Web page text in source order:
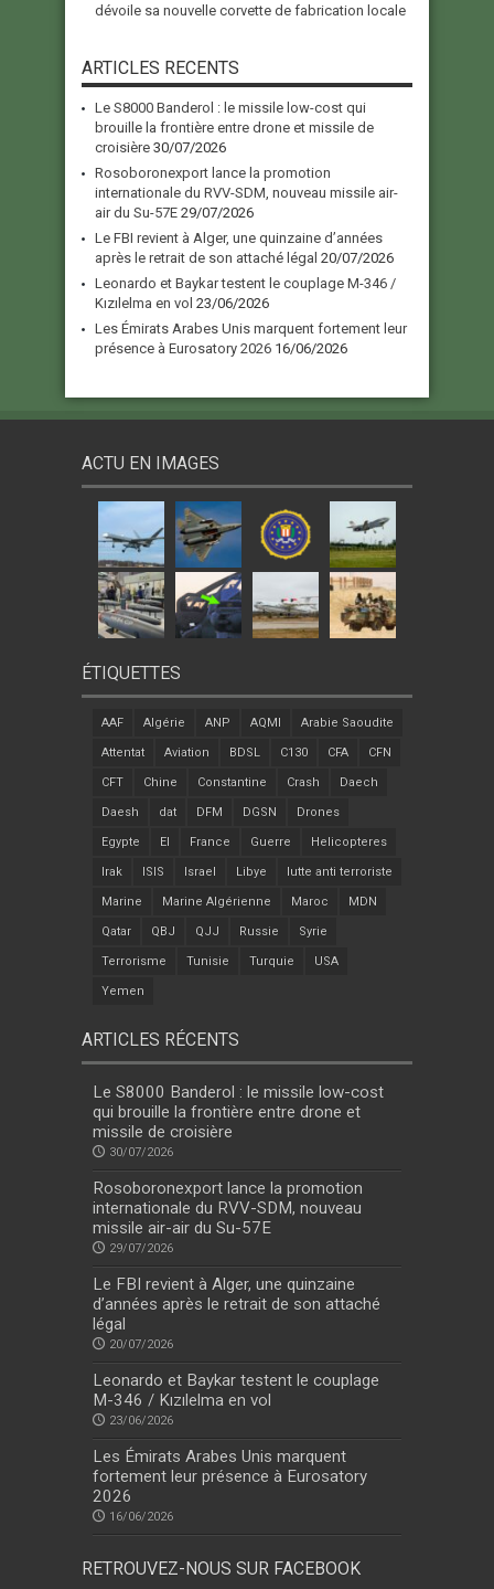
dévoile sa nouvelle corvette de fabrication locale
ARTICLES RECENTS
Le S8000 Banderol : le missile low-cost qui
brouille la frontière entre drone et missile de
croisière 30/07/2026
Rosoboronexport lance la promotion
internationale du RVV-SDM, nouveau missile air-
air du Su-57E 29/07/2026
Le FBI revient à Alger, une quinzaine d’années
après le retrait de son attaché légal 20/07/2026
Leonardo et Baykar testent le couplage M-346 /
Kızılelma en vol 23/06/2026
Les Émirats Arabes Unis marquent fortement leur
présence à Eurosatory 2026 16/06/2026
ACTU EN IMAGES
ÉTIQUETTES
AAF Algérie ANP AQMI Arabie Saoudite
Attentat Aviation BDSL C130 CFA CFN
CFT Chine Constantine Crash Daech
Daesh dat DFM DGSN Drones
Egypte EI France Guerre Helicopteres
Irak ISIS Israel Libye lutte anti terroriste
Marine Marine Algérienne Maroc MDN
Qatar QBJ QJJ Russie Syrie
Terrorisme Tunisie Turquie USA
Yemen
ARTICLES RÉCENTS
Le S8000 Banderol : le missile low-cost
qui brouille la frontière entre drone et
missile de croisière
30/07/2026
Rosoboronexport lance la promotion
internationale du RVV-SDM, nouveau
missile air-air du Su-57E
29/07/2026
Le FBI revient à Alger, une quinzaine
d’années après le retrait de son attaché
légal
20/07/2026
Leonardo et Baykar testent le couplage
M-346 / Kızılelma en vol
23/06/2026
Les Émirats Arabes Unis marquent
fortement leur présence à Eurosatory
2026
16/06/2026
RETROUVEZ-NOUS SUR FACEBOOK